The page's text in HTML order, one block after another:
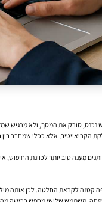
נכנס, סורק את המסך, ולא
אלא ככלי שמחבר
מענה טוב יותר לכוונת החיפוש,
לקראת החלטה. לכן אותה מילת